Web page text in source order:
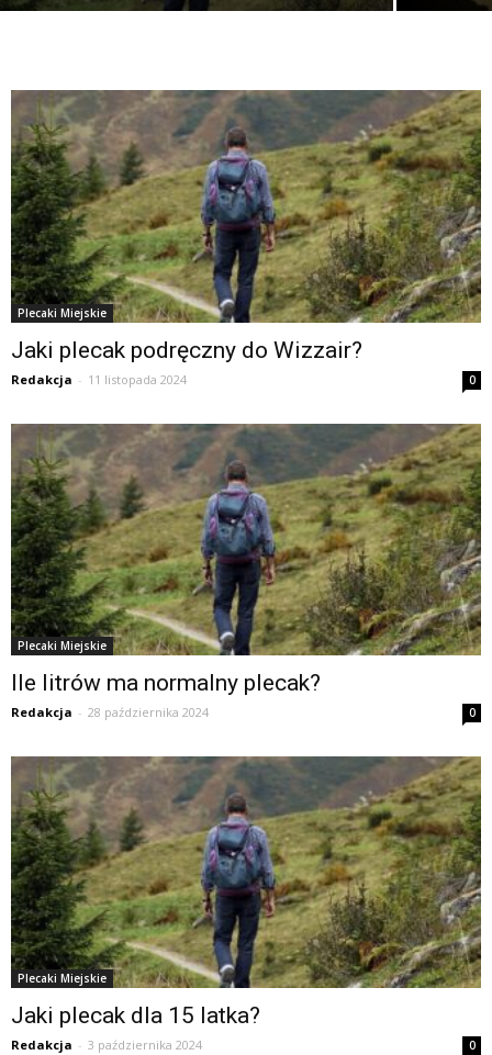
Plecaki Miejskie
Jaki plecak podręczny do Wizzair?
Redakcja - 11 listopada 2024 0
Plecaki Miejskie
Ile litrów ma normalny plecak?
Redakcja - 28 października 2024 0
Plecaki Miejskie
Jaki plecak dla 15 latka?
Redakcja - 3 października 2024 0